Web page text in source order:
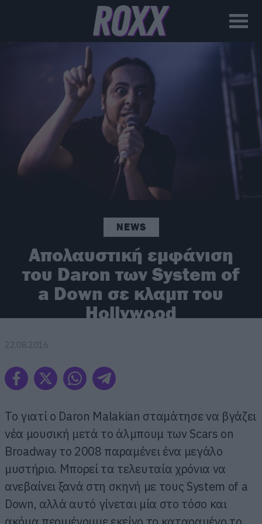
NEWS
Απολαυστική εμφάνιση
του Daron των System of
a Down σε κλαμπ του
Hollywood
22.08.2016
To γιατί ο Daron Malakian σταμάτησε να βγάζει
νέα μουσική μετά το άλμπουμ των Scars on
Broadway το 2008 παραμένει ένα μεγάλο
μυστήριο. Μπορεί τα τελευταία χρόνια να
ανεβαίνει ξανά στη σκηνή με τους System of a
Down, αλλά αυτό γίνεται μία στο τόσο και